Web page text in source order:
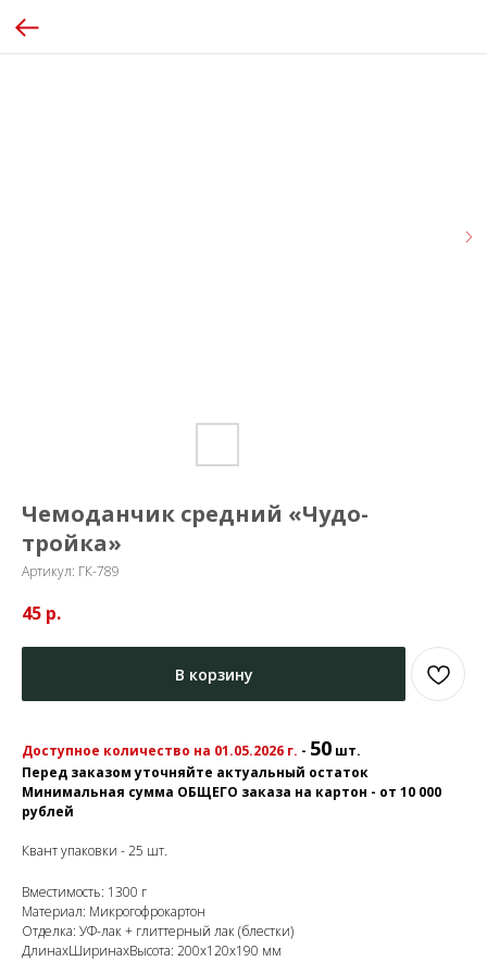
Чемоданчик средний «Чудо-
тройка»
Артикул: ГК-789
45 р.
В корзину
Доступное количество на 01.05.2026 г. - 50 шт.
Перед заказом уточняйте актуальный остаток
Минимальная сумма ОБЩЕГО заказа на картон - от 10 000
рублей
Квант упаковки - 25 шт.
Вместимость: 1300 г
Материал: Микрогофрокартон
Отделка: УФ-лак + глиттерный лак (блестки)
ДлинахШиринахВысота: 200x120x190 мм